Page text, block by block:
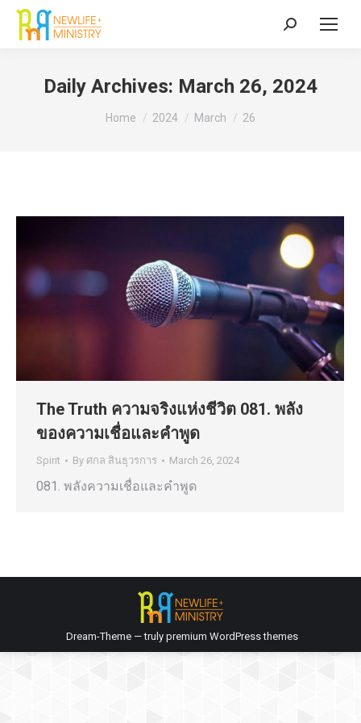
Search:
Daily Archives: March 26, 2024
You are here:
Home 2024 March 26
The Truth ความจริงแห่งชีวิต 081. พลัง
ของความเชื่อและคำพูด
Spirit By ศกล สินธุวรการ March 26, 2024
081. พลังความเชื่อและคำพูด
Dream-Theme — truly premium WordPress themes